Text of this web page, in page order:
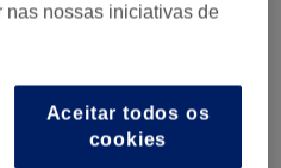
€ 10
nossas iniciativas de
Aceitar todos os
cookies